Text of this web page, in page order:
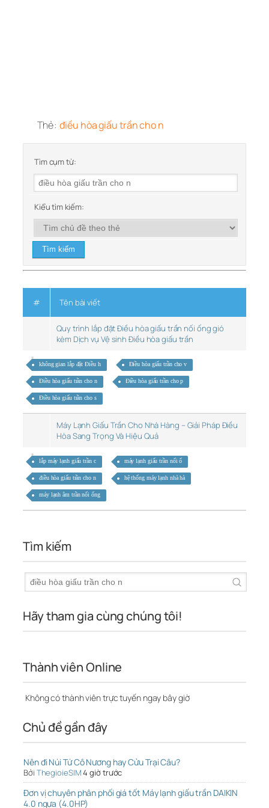
Thẻ:điều hòa giấu trần cho n
Tìm cụm từ:
Kiểu tìm kiếm:
# Tên bài viết
Quy trình lắp đặt Điều hòa giấu trần nối ống gió
kèm Dịch vụ Vệ sinh Điều hòa giấu trần
không gian lắp đặt Điều h Điều hòa giấu trần cho v
Điều hòa giấu trần cho n Điều hòa giấu trần cho p
Điều hòa giấu trần cho s
Máy Lạnh Giấu Trần Cho Nhà Hàng – Giải Pháp Điều
Hòa Sang Trọng Và Hiệu Quả
lắp máy lạnh giấu trần c máy lạnh giấu trần nối ố
điều hòa giấu trần cho n hệ thống máy lạnh nhà hà
máy lạnh âm trần nối ống
Tìm kiếm
Hãy tham gia cùng chúng tôi!
Thành viên Online
Không có thành viên trực tuyến ngay bây giờ
Chủ đề gần đây
Nên đi Núi Tứ Cô Nương hay Cửu Trại Câu?
Bởi ThegioieSIM4 giờ trước
Đơn vị chuyên phân phối giá tốt Máy lạnh giấu trần DAIKIN
4.0 ngựa (4.0HP)